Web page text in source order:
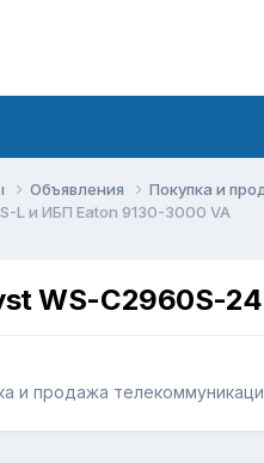
Объявления
Покупка и
L и ИБП Eaton 9130-3000 VA
WS-C2960S-
и продажа